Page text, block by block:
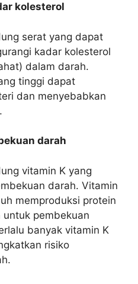
kolesterol
serat yang dapat
kadar kolesterol
dalam darah.
tinggi dapat
dan menyebabkan
darah
vitamin K yang
darah. Vitamin
memproduksi protein
pembekuan
banyak vitamin K
risiko